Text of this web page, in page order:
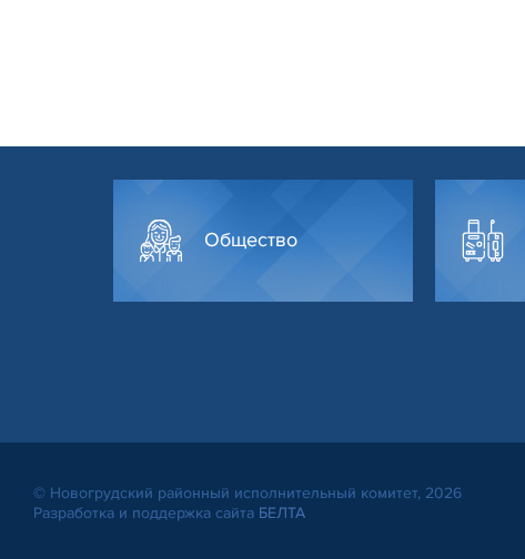
Общество
© Новогрудский районный исполнительный комитет, 2026
Разработка и поддержка сайта БЕЛТА